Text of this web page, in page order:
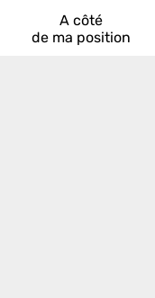
A côté
de ma position